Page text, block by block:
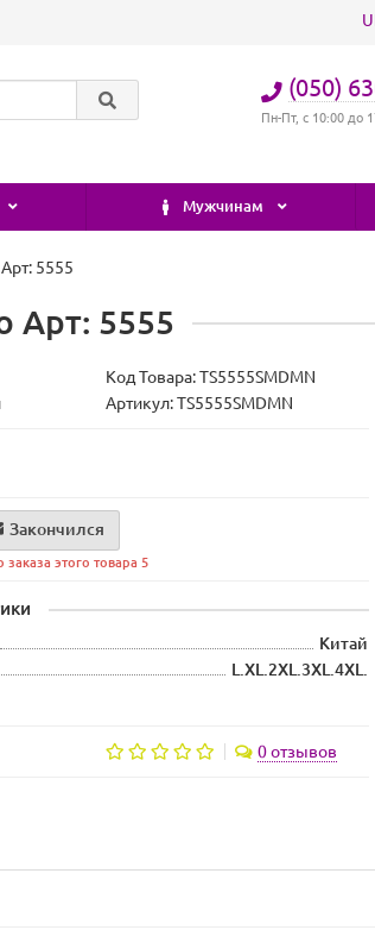
(050)
Пн-Пт, с 10:00 до
Мужчинам
5555
Арт: 5555
Код Товара:TS5555SMDMN
Артикул: TS5555SMDMN
Закончился
этого товара 5
Китай
L.XL.2XL.3XL.4XL.
0 отзывов